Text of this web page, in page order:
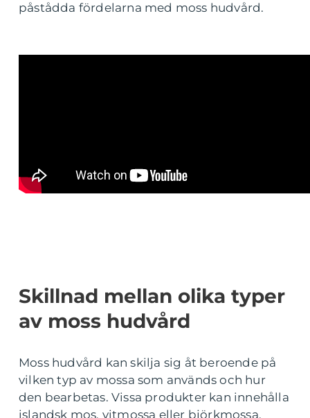
påstådda fördelarna med moss hudvård.
Skillnad mellan olika typer
av moss hudvård
Moss hudvård kan skilja sig åt beroende på
vilken typ av mossa som används och hur
den bearbetas. Vissa produkter kan innehålla
islandsk mos, vitmossa eller björkmossa.